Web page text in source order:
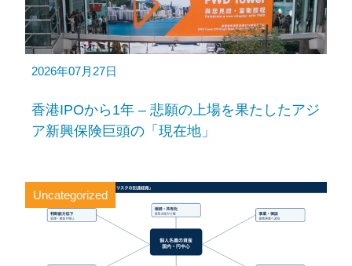
2026年07月27日
香港IPOから1年 – 悲願の上場を果たしたアジ
ア新興保険巨頭の「現在地」
Uncategorized